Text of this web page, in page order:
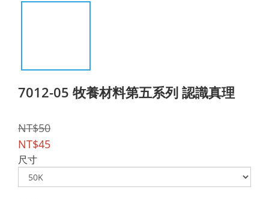
7012-05 牧養材料第五系列 認識真理
NT$50
NT$45
尺寸